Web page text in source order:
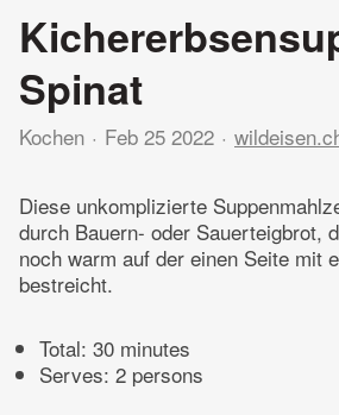
Spinat
Kochen Feb 25 2022
Diese unkomplizierte
durch Bauern- oder Sauerteigbrot,
noch warm auf der einen Seite mit
bestreicht.
Total: 30 minutes
Serves: 2 persons